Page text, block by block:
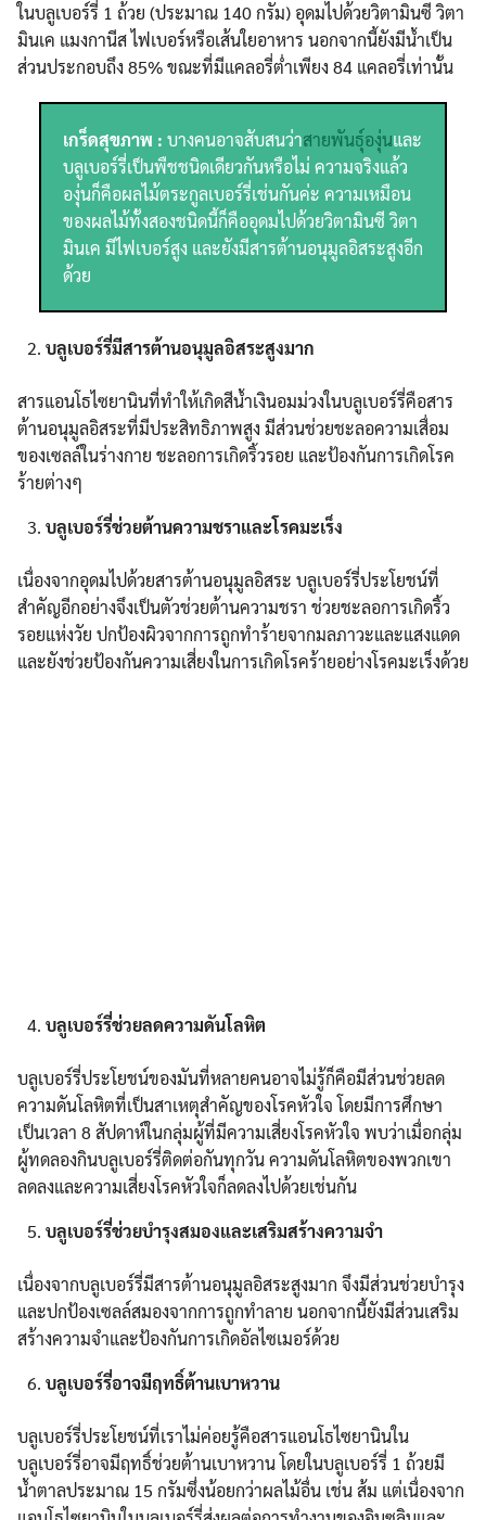
ในบลูเบอร์รี่ 1 ถ้วย (ประมาณ 140 กรัม) อุดมไปด้วยวิตามินซี วิตา
มินเค แมงกานีส ไฟเบอร์หรือเส้นใยอาหาร นอกจากนี้ยังมีน้ำเป็น
ส่วนประกอบถึง 85% ขณะที่มีแคลอรี่ต่ำเพียง 84 แคลอรี่เท่านั้น
เกร็ดสุขภาพ : บางคนอาจสับสนว่าสายพันธุ์องุ่นและ
บลูเบอร์รี่เป็นพืชชนิดเดียวกันหรือไม่ ความจริงแล้ว
องุ่นก็คือผลไม้ตระกูลเบอร์รี่เช่นกันค่ะ ความเหมือน
ของผลไม้ทั้งสองชนิดนี้ก็คืออุดมไปด้วยวิตามินซี วิตา
มินเค มีไฟเบอร์สูง และยังมีสารต้านอนุมูลอิสระสูงอีก
ด้วย
บลูเบอร์รี่มีสารต้านอนุมูลอิสระสูงมาก
สารแอนโธไซยานินที่ทำให้เกิดสีน้ำเงินอมม่วงในบลูเบอร์รี่คือสาร
ต้านอนุมูลอิสระที่มีประสิทธิภาพสูง มีส่วนช่วยชะลอความเสื่อม
ของเซลล์ในร่างกาย ชะลอการเกิดริ้วรอย และป้องกันการเกิดโรค
ร้ายต่างๆ
บลูเบอร์รี่ช่วยต้านความชราและโรคมะเร็ง
เนื่องจากอุดมไปด้วยสารต้านอนุมูลอิสระ บลูเบอร์รี่ประโยชน์ที่
สำคัญอีกอย่างจึงเป็นตัวช่วยต้านความชรา ช่วยชะลอการเกิดริ้ว
รอยแห่งวัย ปกป้องผิวจากการถูกทำร้ายจากมลภาวะและแสงแดด
และยังช่วยป้องกันความเสี่ยงในการเกิดโรคร้ายอย่างโรคมะเร็งด้วย
บลูเบอร์รี่ช่วยลดความดันโลหิต
บลูเบอร์รี่ประโยชน์ของมันที่หลายคนอาจไม่รู้ก็คือมีส่วนช่วยลด
ความดันโลหิตที่เป็นสาเหตุสำคัญของโรคหัวใจ โดยมีการศึกษา
เป็นเวลา 8 สัปดาห์ในกลุ่มผู้ที่มีความเสี่ยงโรคหัวใจ พบว่าเมื่อกลุ่ม
ผู้ทดลองกินบลูเบอร์รี่ติดต่อกันทุกวัน ความดันโลหิตของพวกเขา
ลดลงและความเสี่ยงโรคหัวใจก็ลดลงไปด้วยเช่นกัน
บลูเบอร์รี่ช่วยบำรุงสมองและเสริมสร้างความจำ
เนื่องจากบลูเบอร์รี่มีสารต้านอนุมูลอิสระสูงมาก จึงมีส่วนช่วยบำรุง
และปกป้องเซลล์สมองจากการถูกทำลาย นอกจากนี้ยังมีส่วนเสริม
สร้างความจำและป้องกันการเกิดอัลไซเมอร์ด้วย
บลูเบอร์รี่อาจมีฤทธิ์ต้านเบาหวาน
บลูเบอร์รี่ประโยชน์ที่เราไม่ค่อยรู้คือสารแอนโธไซยานินใน
บลูเบอร์รี่อาจมีฤทธิ์ช่วยต้านเบาหวาน โดยในบลูเบอร์รี่ 1 ถ้วยมี
น้ำตาลประมาณ 15 กรัมซึ่งน้อยกว่าผลไม้อื่น เช่น ส้ม แต่เนื่องจาก